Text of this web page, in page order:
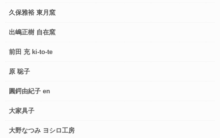
久保雅裕 東月窯
出嶋正樹 自在窯
前田 充 ki-to-te
原 聡子
圓鍔由紀子 en
大家具子
大野なつみ ヨシロ工房